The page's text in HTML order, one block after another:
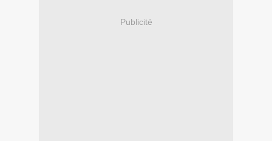
Publicité